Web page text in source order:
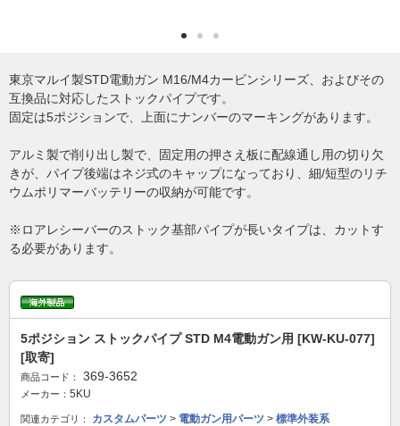
東京マルイ製STD電動ガン M16/M4カービンシリーズ、およびその
互換品に対応したストックパイプです。
固定は5ポジションで、上面にナンバーのマーキングがあります。
アルミ製で削り出し製で、固定用の押さえ板に配線通し用の切り欠
きが、パイプ後端はネジ式のキャップになっており、細/短型のリチ
ウムポリマーバッテリーの収納が可能です。
※ロアレシーバーのストック基部パイプが長いタイプは、カットす
る必要があります。
5ポジション ストックパイプ STD M4電動ガン用 [KW-KU-077]
[取寄]
商品コード： 369-3652
メーカー： 5KU
関連カテゴリ： カスタムパーツ > 電動ガン用パーツ > 標準外装系